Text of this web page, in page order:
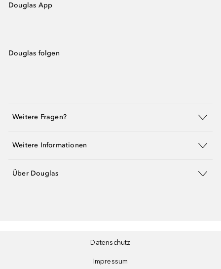
Douglas App
Douglas folgen
Weitere Fragen?
Weitere Informationen
Über Douglas
Datenschutz
Impressum